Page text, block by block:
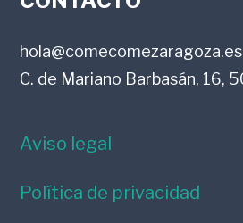
hola@comecomezaragoza.es
C. de Mariano Barbasán, 16,
Aviso legal
Política de privacidad